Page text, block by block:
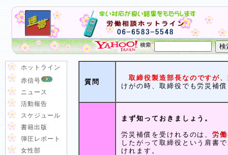
ホットライン
赤信号
ニュース
活動報告
スケジュール
書籍出版
弾圧レポート
女性部
質問
取締役製造部長なのですが
けがの時、取締役でも労災補
まず知っておきましょう。
労災補償を受けれるのは、労
したがって取締役という肩書
けれます。